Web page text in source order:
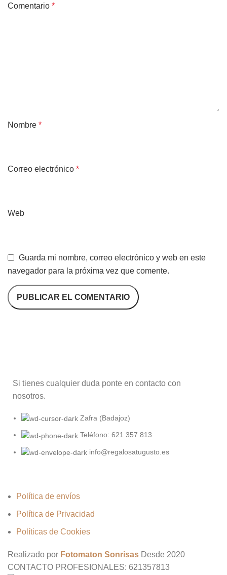
Comentario *
Nombre *
Correo electrónico *
Web
Guarda mi nombre, correo electrónico y web en este
navegador para la próxima vez que comente.
Si tienes cualquier duda ponte en contacto con
nosotros.
Zafra (Badajoz)
Teléfono: 621 357 813
info@regalosatugusto.es
Política de envíos
Política de Privacidad
Políticas de Cookies
Realizado por Fotomaton Sonrisas Desde 2020
CONTACTO PROFESIONALES: 621357813